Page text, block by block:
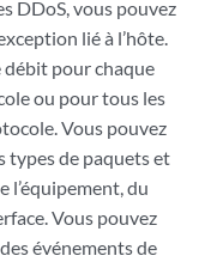
DDoS, vous pouvez
lié à l’hôte.
débit pour chaque
ou pour tous les
Vous pouvez
types de paquets et
l’équipement, du
Vous pouvez
événements de